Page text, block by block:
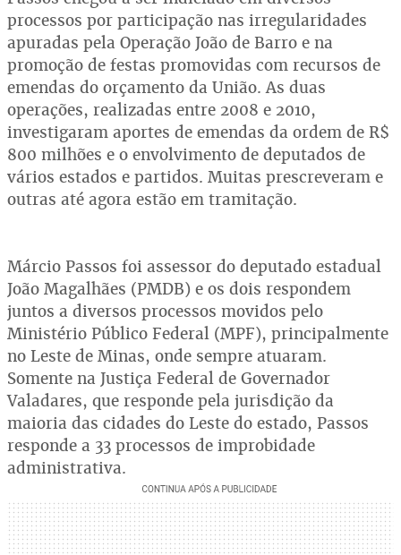
processos por participação nas irregularidades
apuradas pela Operação João de Barro e na
promoção de festas promovidas com recursos de
emendas do orçamento da União. As duas
operações, realizadas entre 2008 e 2010,
investigaram aportes de emendas da ordem de R$
800 milhões e o envolvimento de deputados de
vários estados e partidos. Muitas prescreveram e
outras até agora estão em tramitação.
Márcio Passos foi assessor do deputado estadual
João Magalhães (PMDB) e os dois respondem
juntos a diversos processos movidos pelo
Ministério Público Federal (MPF), principalmente
no Leste de Minas, onde sempre atuaram.
Somente na Justiça Federal de Governador
Valadares, que responde pela jurisdição da
maioria das cidades do Leste do estado, Passos
responde a 33 processos de improbidade
administrativa.